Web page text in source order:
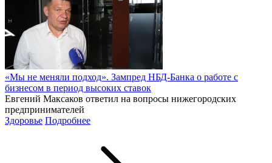
«Мы не меняли подход». Зампред НБД-Банка о работе с
бизнесом в период высоких ставок
Евгений Максаков ответил на вопросы нижегородских
предпринимателей
Здоровье Подробнее